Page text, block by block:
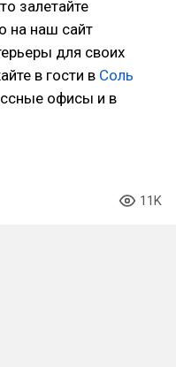
залетайте
на наш сайт
для своих
в гости в Соль
офисы и в
11K